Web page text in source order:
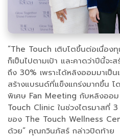
“The Touch เติบโตขึ้นต่อเนื่อง
ก็เป็นไปตามเป้า และคาดว่าปีนี้จะส
ถึง 30% เพราะได้หลิงออมมาเป็
สร้างแบรนด์ที่แข็งแกร่งมากขึ้น โ
พิเศษ Fan Meeting กับหลิงออ
Touch Clinic ในช่วงไตรมาสที่ 3
ของ The Touch Wellness
ด้วย” คุณกวินภัสร์ กล่าวปิดท้าย